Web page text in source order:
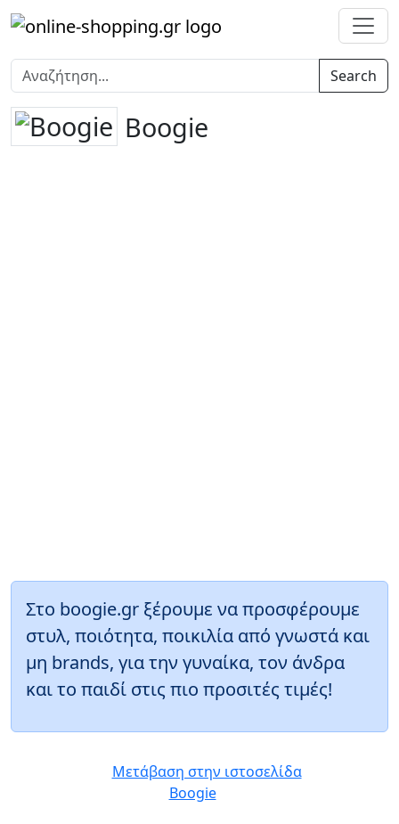
Search
Boogie
Στο boogie.gr ξέρουμε να προσφέρουμε
στυλ, ποιότητα, ποικιλία από γνωστά και
μη brands, για την γυναίκα, τον άνδρα
και το παιδί στις πιο προσιτές τιμές!
Μετάβαση στην ιστοσελίδα
Boogie